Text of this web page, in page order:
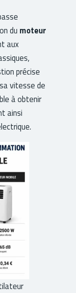
du moteur
aux
précise
vitesse de
à obtenir
ainsi